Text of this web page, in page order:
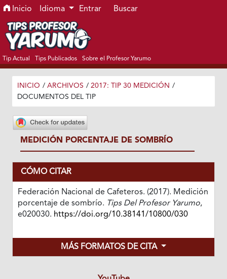
Ir al menú de navegación principal
Ir al contenido principal
Ir al pie de página del sitio
Inicio Idioma Entrar Buscar
Tip Actual Tips Publicados Sobre el Profesor Yarumo
INICIO / ARCHIVOS / 2017: TIP 30 MEDICIÓN /
DOCUMENTOS DEL TIP
MEDICIÓN PORCENTAJE DE SOMBRÍO
CÓMO CITAR
Federación Nacional de Cafeteros. (2017). Medición
porcentaje de sombrío. Tips Del Profesor Yarumo,
e020030. https://doi.org/10.38141/10800/030
MÁS FORMATOS DE CITA